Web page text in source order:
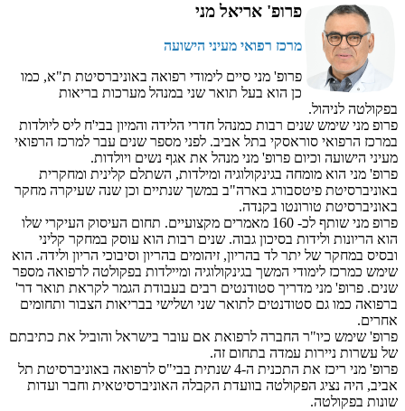
פרופ' אריאל מני
מרכז רפואי מעיני הישועה
פרופ' מני סיים לימודי רפואה באוניברסיטת ת"א, כמו
כן הוא בעל תואר שני במנהל מערכות בריאות
בפקולטה לניהול.
פרופ מני שימש שנים רבות כמנהל חדרי הלידה והמיון בבי'ח ליס ליולדות
במרכז הרפואי סוראסקי בתל אביב. לפני מספר שנים עבר למרכז הרפואי
מעיני הישועה וכיום פרופ' מני מנהל את אגף נשים ויולדות.
פרופ' מני הוא מומחה בגינקולוגיה ומילדות, השתלם קלינית ומחקרית
באוניברסיטת פיטסבורג בארה"ב במשך שנתיים וכן שנה שעיקרה מחקר
באוניברסיטת טורונטו בקנדה.
פרופ מני שותף לכ- 160 מאמרים מקצועיים. תחום העיסוק העיקרי שלו
הוא הריונות ולידות בסיכון גבוה. שנים רבות הוא עוסק במחקר קליני
ובסיס במחקר של יתר לד בהריון, זיהומים בהריון וסיבוכי הריון ולידה. הוא
שימש כמרכז לימודי המשך בגינקולוגיה ומיילדות בפקולטה לרפואה מספר
שנים. פרופ' מני מדריך סטודנטים רבים בעבודת הגמר לקראת תואר דר'
ברפואה כמו גם סטודנטים לתואר שני ושלישי בבריאות הצבור ותחומים
אחרים.
פרופ' שימש כיו"ר החברה לרפואת אם עובר בישראל והוביל את כתיבתם
של עשרות ניירות עמדה בתחום זה.
פרופ' מני ריכז את התכנית ה-4 שנתית בבי"ס לרפואה באוניברסיטת תל
אביב, היה נציג הפקולטה בוועדת הקבלה האוניברסיטאית וחבר ועדות
שונות בפקולטה.